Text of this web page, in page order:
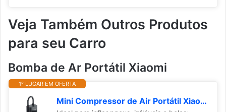
Veja Também Outros Produtos
para seu Carro
Bomba de Ar Portátil Xiaomi
1º LUGAR EM OFERTA
Mini Compressor de Air Portátil Xiaomi